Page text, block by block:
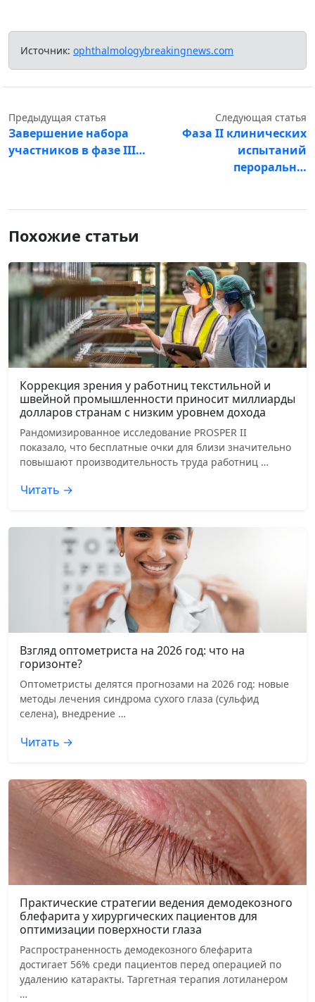
Источник: ophthalmologybreakingnews.com
Предыдущая статья
Завершение набора
участников в фазе III…
Следующая статья
Фаза II клинических
испытаний
пероральн…
Похожие статьи
Коррекция зрения у работниц текстильной и
швейной промышленности приносит миллиарды
долларов странам с низким уровнем дохода
Рандомизированное исследование PROSPER II
показало, что бесплатные очки для близи значительно
повышают производительность труда работниц …
Читать →
Взгляд оптометриста на 2026 год: что на
горизонте?
Оптометристы делятся прогнозами на 2026 год: новые
методы лечения синдрома сухого глаза (сульфид
селена), внедрение …
Читать →
Практические стратегии ведения демодекозного
блефарита у хирургических пациентов для
оптимизации поверхности глаза
Распространенность демодекозного блефарита
достигает 56% среди пациентов перед операцией по
удалению катаракты. Таргетная терапия лотиланером
…